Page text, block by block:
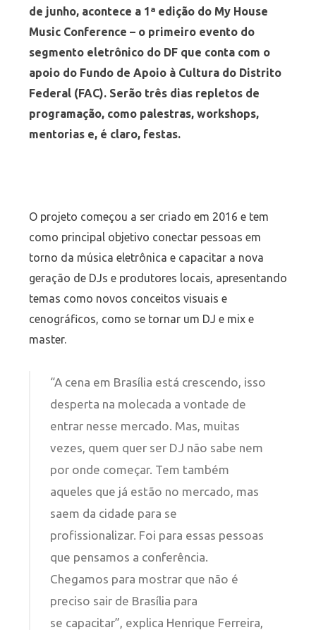
de junho, acontece a 1ª edição do My House
Music Conference – o primeiro evento do
segmento eletrônico do DF que conta com o
apoio do Fundo de Apoio à Cultura do Distrito
Federal (FAC). Serão três dias repletos de
programação, como palestras, workshops,
mentorias e, é claro, festas.
O projeto começou a ser criado em 2016 e tem
como principal objetivo conectar pessoas em
torno da música eletrônica e capacitar a nova
geração de DJs e produtores locais, apresentando
temas como novos conceitos visuais e
cenográficos, como se tornar um DJ e mix e
master.
“A cena em Brasília está crescendo, isso
desperta na molecada a vontade de
entrar nesse mercado. Mas, muitas
vezes, quem quer ser DJ não sabe nem
por onde começar. Tem também
aqueles que já estão no mercado, mas
saem da cidade para se
profissionalizar. Foi para essas pessoas
que pensamos a conferência.
Chegamos para mostrar que não é
preciso sair de Brasília para
se capacitar”, explica Henrique Ferreira,